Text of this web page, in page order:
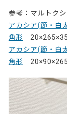
参考：マルトク
アカシア(節・
角形
アカシア(節・
角形